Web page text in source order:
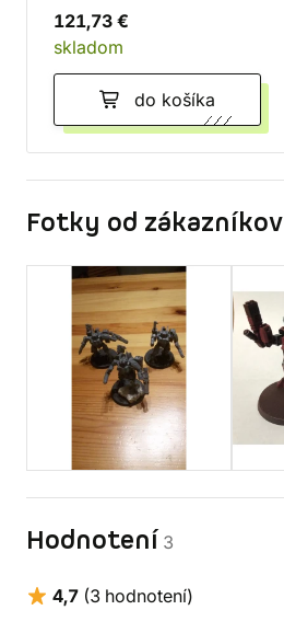
121,73 €
skladom
do košíka
Fotky od zákazníkov
Hodnotení 3
4,7 (3 hodnotení)